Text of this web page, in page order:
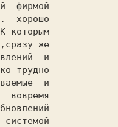
фирмой
хорошо
которым
же
и
трудно
и
вовремя